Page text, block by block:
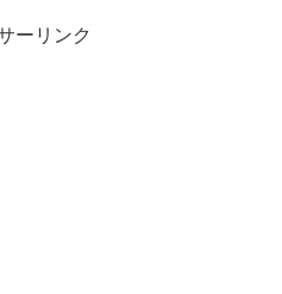
ーリンク